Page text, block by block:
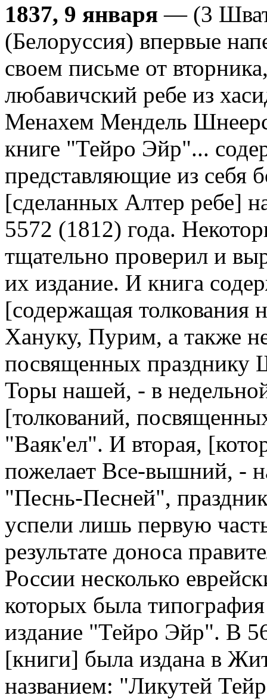
1837, 9 января — (3
(Белоруссия) впервые
своем письме от
любавичский ребе из
Менахем Мендель
книге "Тейро Эйр"...
представляющие из себя
[сделанных Алтер ребе]
5572 (1812) года.
тщательно проверил и
их издание. И книга
[содержащая толкования
Хануку, Пурим, а также
посвященных празднику
Торы нашей, - в
[толкований,
"Ваяк'ел". И вторая,
пожелает Все-вышний, -
"Песнь-Песней",
успели лишь первую
результате доноса
России несколько
которых была
издание "Тейро Эйр". В
[книги] была издана в
названием: "Ликутей